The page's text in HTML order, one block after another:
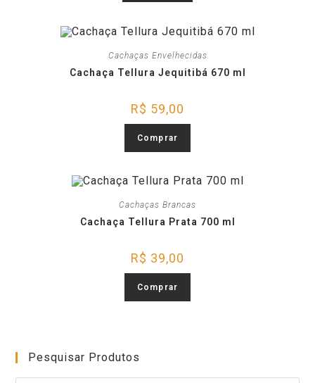
Cachaças Envelhecidas
Cachaça Tellura Jequitibá 670 ml
R$ 59,00
Comprar
Cachaças Brancas
Cachaça Tellura Prata 700 ml
R$ 39,00
Comprar
Pesquisar Produtos